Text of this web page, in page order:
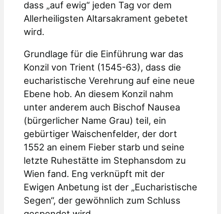
dass „auf ewig“ jeden Tag vor dem
Allerheiligsten Altarsakrament gebetet
wird.
Grundlage für die Einführung war das
Konzil von Trient (1545-63), dass die
eucharistische Verehrung auf eine neue
Ebene hob. An diesem Konzil nahm
unter anderem auch Bischof Nausea
(bürgerlicher Name Grau) teil, ein
gebürtiger Waischenfelder, der dort
1552 an einem Fieber starb und seine
letzte Ruhestätte im Stephansdom zu
Wien fand. Eng verknüpft mit der
Ewigen Anbetung ist der „Eucharistische
Segen“, der gewöhnlich zum Schluss